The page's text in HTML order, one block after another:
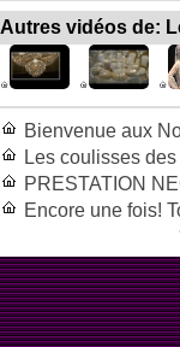
Autres vidéos de:
Bienvenue aux
Les coulisses
PRESTATION
Encore une fois!